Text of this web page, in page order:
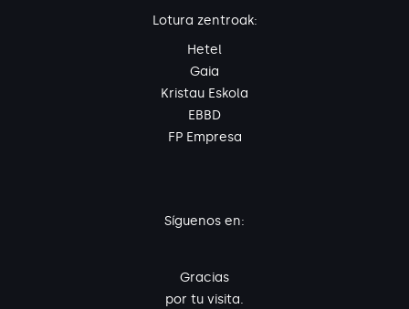
Lotura zentroak:
Hetel
Gaia
Kristau Eskola
EBBD
FP Empresa
Síguenos en:
Gracias
por tu visita.